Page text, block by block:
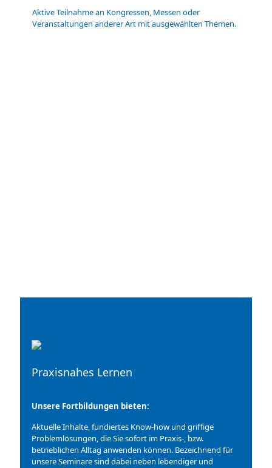
Aktive Teilnahme an Kongressen, Messen oder
Veranstaltungen anderer Art mit ausgewählten Themen.
Praxisnahes Lernen
Unsere Fortbildungen bieten:
Aktuelle Inhalte, fundiertes Know-how und griffige
Problemlösungen, die Sie sofort im Praxis-, bzw.
betrieblichen Alltag anwenden können. Bezeichnend für
unsere Seminare sind dabei neben lebendiger und